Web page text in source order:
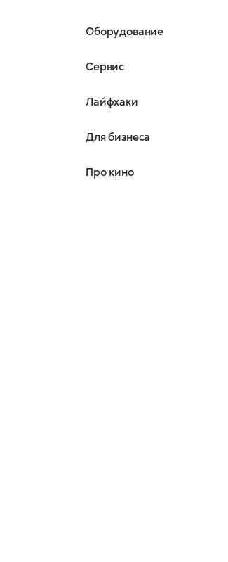
Оборудование
Сервис
Лайфхаки
Для бизнеса
Про кино